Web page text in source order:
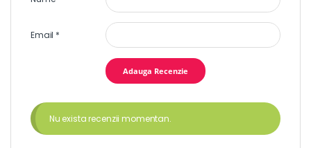
Email *
Nu exista recenzii momentan.